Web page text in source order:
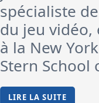
spécialiste
du jeu vidéo,
à la New
Stern School
LIRE LA SUITE